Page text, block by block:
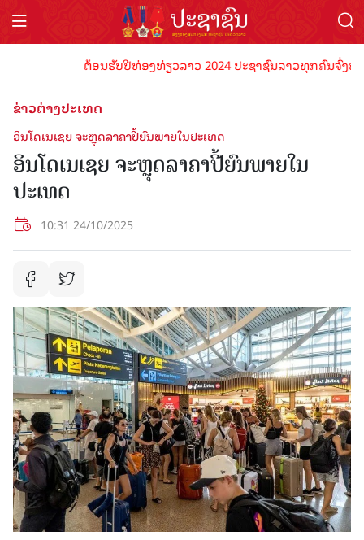
ຕ້ອນຮັບປີທ່ອງທ່ຽວລາວ 2024 ປະຊາຊົນລາວທຸກຄົນຈົ່ງພ້
ຂ່າວຕ່າງປະເທດ
ອິນໂດເນເຊຍ ຈະຫຼຸດລາຄາປີ້ຍົນພາຍໃນປະເທດ
ອິນໂດເນເຊຍ ຈະຫຼຸດລາຄາປີ້ຍົນພາຍໃນ
ປະເທດ
10:31 24/10/2025